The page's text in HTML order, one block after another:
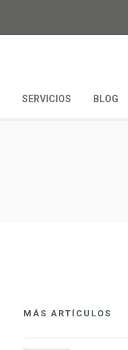
SERVICIOS BLOG
MÁS ARTÍCULOS